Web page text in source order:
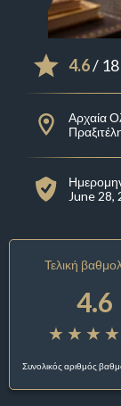
4.6/ 18
Αρχαία
June 28,
Τελική
4.6
Συνολικός αριθμός